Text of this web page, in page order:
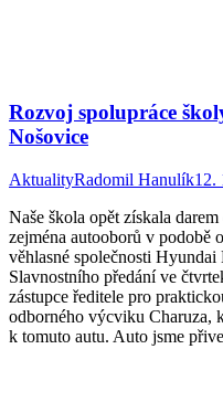
Rozvoj spolupráce
Nošovice
AktualityRadomil Hanulík12.
Naše škola opět získala
zejména autooborů v podobě
věhlasné společnosti
Slavnostního předání ve
zástupce ředitele pro
odborného výcviku Charuza,
k tomuto autu. Auto jsme